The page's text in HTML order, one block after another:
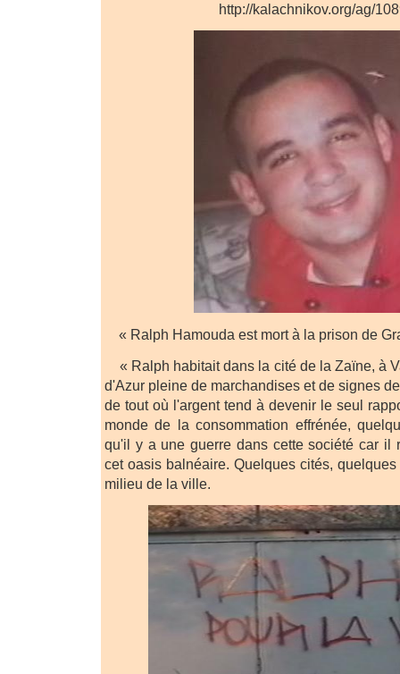
http://kalachnikov.org/ag/
« Ralph Hamouda est mort à la prison de
« Ralph habitait dans la cité de la Zaïne, à
d'Azur pleine de marchandises et de signes
de tout où l'argent tend à devenir le seul
monde de la consommation effrénée,
qu'il y a une guerre dans cette société car il
cet oasis balnéaire. Quelques cités,
milieu de la ville.